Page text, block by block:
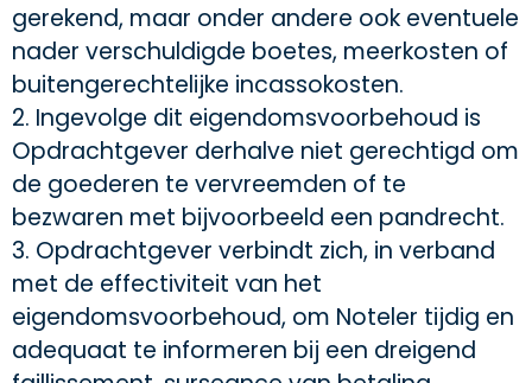
gerekend, maar onder andere ook eventuele
nader verschuldigde boetes, meerkosten of
buitengerechtelijke incassokosten.
2. Ingevolge dit eigendomsvoorbehoud is
Opdrachtgever derhalve niet gerechtigd om
de goederen te vervreemden of te
bezwaren met bijvoorbeeld een pandrecht.
3. Opdrachtgever verbindt zich, in verband
met de effectiviteit van het
eigendomsvoorbehoud, om Noteler tijdig en
adequaat te informeren bij een dreigend